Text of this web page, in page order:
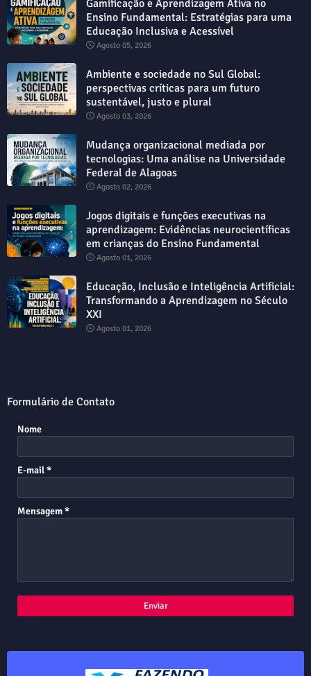
Gamificação e Aprendizagem Ativa no
Ensino Fundamental: Estratégias para uma
Educação Inclusiva e Acessível
Agosto 05, 2026
Ambiente e sociedade no Sul Global:
perspectivas críticas para um futuro
sustentável, justo e plural
Agosto 03, 2026
Mudança organizacional mediada por
tecnologias: Uma análise na Universidade
Federal de Alagoas
Agosto 02, 2026
Jogos digitais e funções executivas na
aprendizagem: Evidências neurocientíficas
em crianças do Ensino Fundamental
Agosto 01, 2026
Educação, Inclusão e Inteligência Artificial:
Transformando a Aprendizagem no Século
XXI
Agosto 01, 2026
Formulário de Contato
Nome
E-mail*
Mensagem*